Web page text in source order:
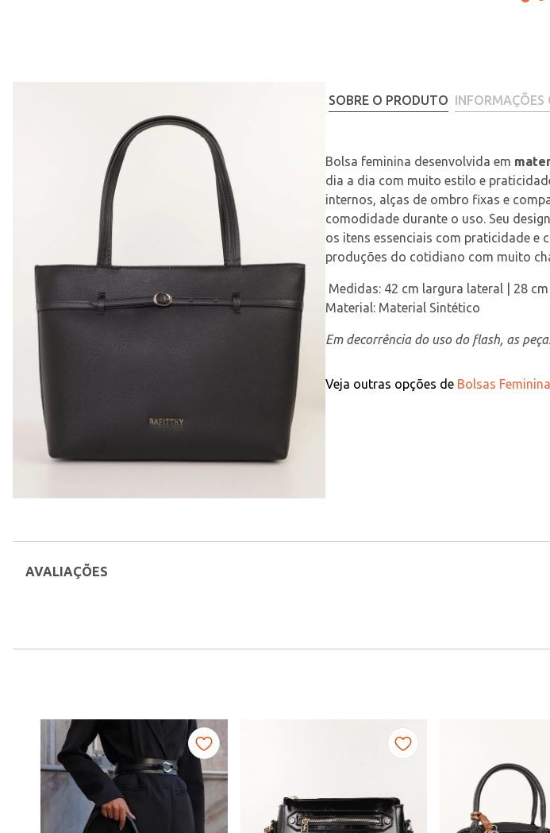
SOBRE O PRODUTO INFORMAÇÕES
Bolsa feminina desenvolvida em
dia a dia com muito estilo e
internos, alças de ombro fixas e
comodidade durante o uso. Seu
os itens essenciais com praticidade e
produções do cotidiano com muito
Medidas: 42 cm largura lateral | 28
Material: Material Sintético
Em decorrência do uso do flash, as
Veja outras opções de Bolsas
AVALIAÇÕES